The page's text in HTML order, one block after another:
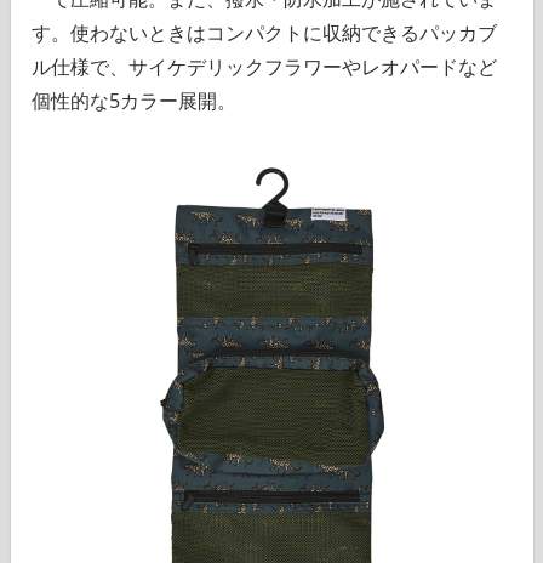
す。使わないときはコンパクトに収納できるパッカブ
ル仕様で、サイケデリックフラワーやレオパードなど
個性的な5カラー展開。